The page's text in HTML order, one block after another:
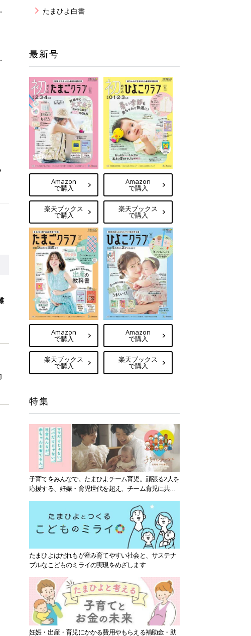
たまひよ白書
最新号
Amazon
で購入
楽天ブックス
で購入
Amazon
で購入
楽天ブックス
で購入
Amazon
で購入
楽天ブックス
で購入
Amazon
で購入
楽天ブックス
で購入
特集
子育てをみんなで。たまひよチーム育児。頑張る2人を
応援する、妊娠・育児世代を超え、チーム育児に共感
たまひよはだれもが産み育てやすい社会と、サステナ
ブルなこどものミライの実現をめざします
妊娠・出産・育児にかかる費用やもらえる補助金・助